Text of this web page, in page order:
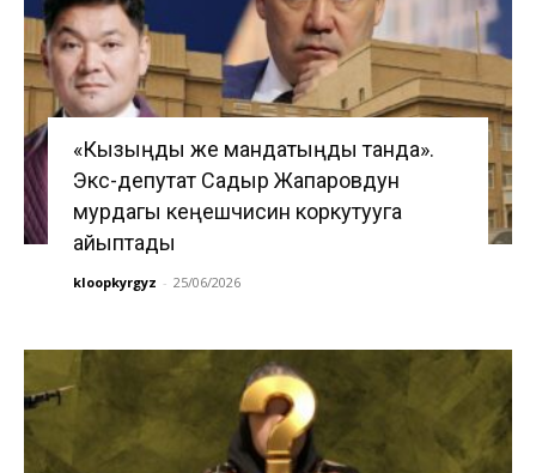
«Кызыңды же мандатыңды танда».
Экс-депутат Садыр Жапаровдун
мурдагы кеңешчисин коркутууга
айыптады
kloopkyrgyz - 25/06/2026